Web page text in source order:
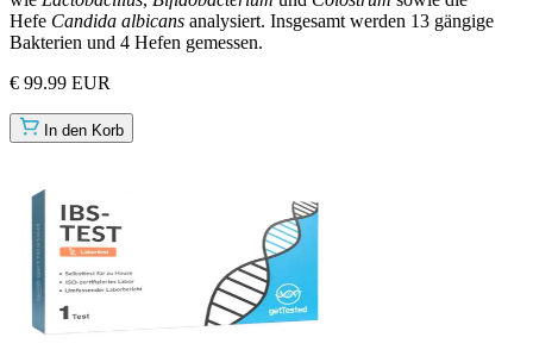
Hefe Candida albicans analysiert. Insgesamt werden 13 gängige
Bakterien und 4 Hefen gemessen.
€ 99.99 EUR
In den Korb